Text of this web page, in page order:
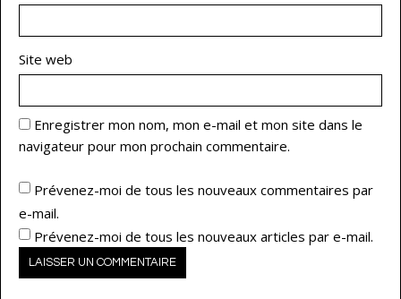
Site web
Enregistrer mon nom, mon e-mail et mon site dans le
navigateur pour mon prochain commentaire.
Prévenez-moi de tous les nouveaux commentaires par
e-mail.
Prévenez-moi de tous les nouveaux articles par e-mail.